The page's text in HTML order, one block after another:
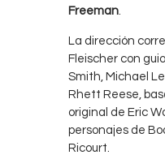
Freeman
La dirección
Fleischer con
Smith, Michael
Rhett Reese,
original de Eric
personajes de
Ricourt.